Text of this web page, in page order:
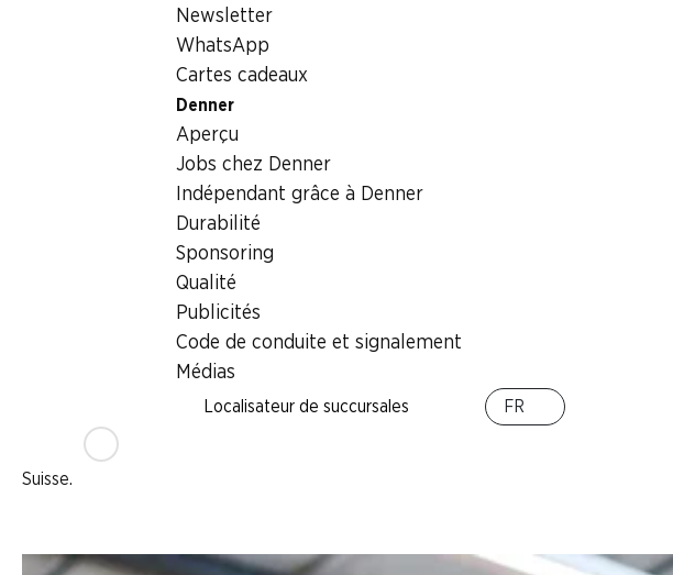
Newsletter
WhatsApp
Cartes cadeaux
Denner
Aperçu
Jobs chez Denner
Indépendant grâce à Denner
Durabilité
Sponsoring
Qualité
Publicités
Code de conduite et signalement
Médias
Localisateur de succursales FR
Jobs chez Denner
Plus de 6500 collaboratrices et collaborateurs. Bientôt 178 personnes en
Suisse.